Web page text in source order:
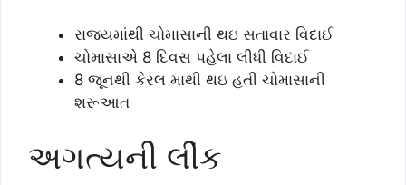
રાજ્યમાંથી ચોમાસાની થઇ સતાવાર વિદાઈ
ચોમાસાએ 8 દિવસ પહેલા લીધી વિદાઈ
8 જૂનથી કેરલ માથી થઇ હતી ચોમાસાની
શરૂઆત
અગત્યની લીંક